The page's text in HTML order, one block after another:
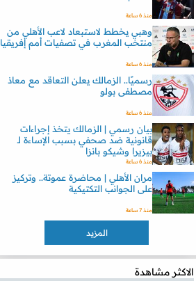
منذ 6 ساعة
وهبي يخطط لاستبعاد لاعب الأهلي من
منتخب المغرب في تصفيات أمم إفريقيا
منذ 6 ساعة
رسميًا.. الزمالك يعلن التعاقد مع معاذ
مصطفى بولو
منذ 6 ساعة
بيان رسمي | الزمالك يتخذ إجراءات
قانونية ضد صحفي بسبب الإساءة لـ
بيزيرا وشيكو بانزا
منذ 6 ساعة
مران الأهلي | محاضرة عموتة.. وتركيز
على الجوانب التكتيكية
منذ 7 ساعة
المزيد
الاكثر مشاهدة